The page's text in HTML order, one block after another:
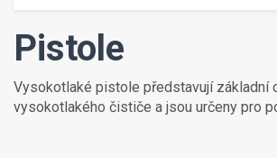
Pistole
Vysokotlaké pistole představují základní
vysokotlakého čističe a jsou určeny pro
výběr pistolí s různým typem připojení –